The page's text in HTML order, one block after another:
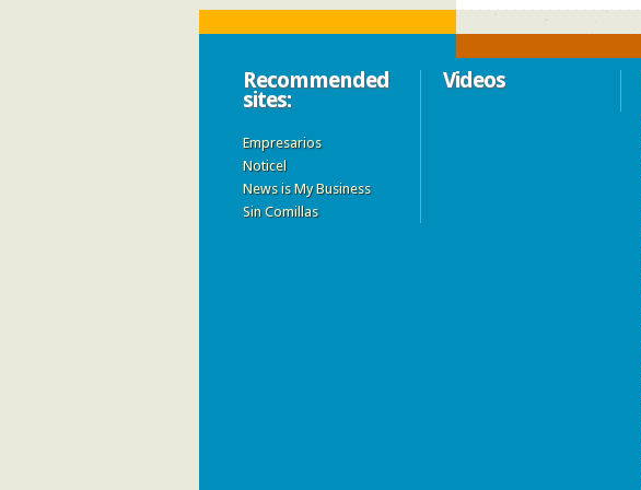
Recommended
sites:
Empresarios
Noticel
News is My Business
Sin Comillas
Videos